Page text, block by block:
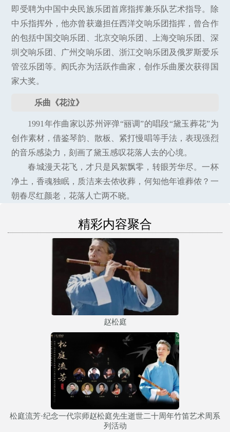
即受聘为中国中央民族乐团首席指挥兼乐队艺术指导。除
中乐指挥外，他亦曾获邀担任西洋交响乐团指挥，曾合作
的包括中国交响乐团、北京交响乐团、上海交响乐团、深
圳交响乐团、广州交响乐团、浙江交响乐团及俄罗斯爱乐
管弦乐团等。阎氏亦为活跃作曲家，创作乐曲屡次获得国
家大奖。
乐曲《花泣》
1991年作曲家以苏州评弹“丽调”的唱段“黛玉葬花”为
创作素材，借鉴琴韵、散板、紧打慢唱等手法，表现强烈
的音乐感染力，刻画了黛玉感叹花落人去的心境。
春城漫天花飞，才只是风絮飘零，转眼芳华尽。一杯
净土，香魂独眠，质洁来去侬收葬，何知他年谁葬侬？一
朝春尽红颜老，花落人亡两不晓。
精彩内容聚合
赵松庭
松庭流芳·纪念一代宗师赵松庭先生逝世二十周年竹笛艺术周系
列活动